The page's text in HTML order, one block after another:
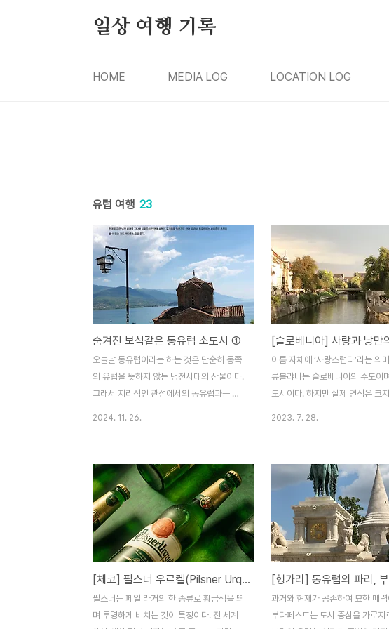
일상 여행 기록
HOME MEDIA LOG LOCATION LOG
유럽 여행 23
숨겨진 보석같은 동유럽 소도시 ①
오늘날 동유럽이라는 하는 것은 단순히 동쪽
의 유럽을 뜻하지 않는 냉전시대의 산물이다.
그래서 지리적인 관점에서의 동유럽과는 다
전부 포함한다. 즉 동독을 제외한 동구권을
말하는데 어떤 사람은 냉전 시대의 공산권인
모든 나라를 포함시켜 말한다. 체코, 헝가리,
폴란드, 슬로바키아, 슬로베니아, 크로아티아
는 지리적으로 독일, 오스트리아, 이탈리아와
비슷한 위치라 유럽의 동쪽에 위치하지 않는
다. 반면 핀란드, 스위스 등은 훨씬 동쪽에 있
음에도 동유럽으로 판단하지 않는다. 이 예시
는 우리가 동유럽을 어떻게 인식하는지 잘 보
2024. 11. 26.
이름 자체에 ‘사랑스럽다’라는 의
류블랴나는 슬로베니아의 수도이
도시이다. 하지만 실제 면적은 크
사랑의 나라라고 부른다. 여기에 수
류블랴나도 고대 슬라브어 계통의
로베니아어 “사랑스러운(Ljublj-)
서 유래했다는 설이 있다. 이름의
한 여러 가지 설이 있지만 우리에
것은 낭만을 가진 이야기여서 많
이 설명을 선호한다. 그래서 국가명
Love에 사랑의 의미를 더한 도시
블랴나이다. 류블랴나는 아직까지
2023. 7. 28.
[체코] 필스너 우르켈(Pilsner Urquell)
필스너는 페일 라거의 한 종류로 황금색을 띄
며 투명하게 비치는 것이 특징이다. 전 세계
과거와 현재가 공존하여 묘한 매
부다페스트는 도시 중심을 가로지